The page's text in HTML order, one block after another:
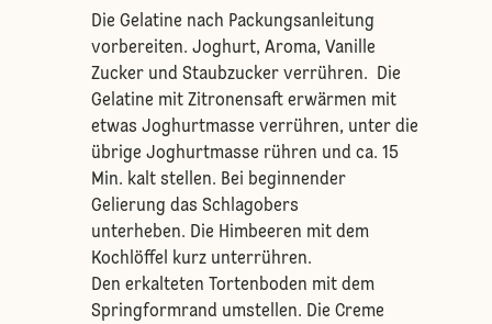
Die Gelatine nach Packungsanleitung
vorbereiten. Joghurt, Aroma, Vanille
Zucker und Staubzucker verrühren. Die
Gelatine mit Zitronensaft erwärmen mit
etwas Joghurtmasse verrühren, unter die
übrige Joghurtmasse rühren und ca. 15
Min. kalt stellen. Bei beginnender
Gelierung das Schlagobers
unterheben. Die Himbeeren mit dem
Kochlöffel kurz unterrühren.
Den erkalteten Tortenboden mit dem
Springformrand umstellen. Die Creme